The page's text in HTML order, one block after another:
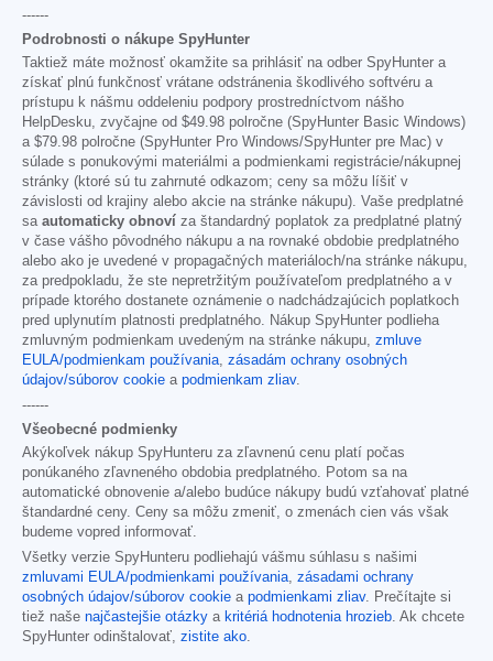
------
Podrobnosti o nákupe SpyHunter
Taktiež máte možnosť okamžite sa prihlásiť na odber SpyHunter a
získať plnú funkčnosť vrátane odstránenia škodlivého softvéru a
prístupu k nášmu oddeleniu podpory prostredníctvom nášho
HelpDesku, zvyčajne od $49.98 polročne (SpyHunter Basic Windows)
a $79.98 polročne (SpyHunter Pro Windows/SpyHunter pre Mac) v
súlade s ponukovými materiálmi a podmienkami registrácie/nákupnej
stránky (ktoré sú tu zahrnuté odkazom; ceny sa môžu líšiť v
závislosti od krajiny alebo akcie na stránke nákupu). Vaše predplatné
sa automaticky obnoví za štandardný poplatok za predplatné platný
v čase vášho pôvodného nákupu a na rovnaké obdobie predplatného
alebo ako je uvedené v propagačných materiáloch/na stránke nákupu,
za predpokladu, že ste nepretržitým používateľom predplatného a v
prípade ktorého dostanete oznámenie o nadchádzajúcich poplatkoch
pred uplynutím platnosti predplatného. Nákup SpyHunter podlieha
zmluvným podmienkam uvedeným na stránke nákupu, zmluve
EULA/podmienkam používania, zásadám ochrany osobných
údajov/súborov cookie a podmienkam zliav.
------
Všeobecné podmienky
Akýkoľvek nákup SpyHunteru za zľavnenú cenu platí počas
ponúkaného zľavneného obdobia predplatného. Potom sa na
automatické obnovenie a/alebo budúce nákupy budú vzťahovať platné
štandardné ceny. Ceny sa môžu zmeniť, o zmenách cien vás však
budeme vopred informovať.
Všetky verzie SpyHunteru podliehajú vášmu súhlasu s našimi
zmluvami EULA/podmienkami používania, zásadami ochrany
osobných údajov/súborov cookie a podmienkami zliav. Prečítajte si
tiež naše najčastejšie otázky a kritériá hodnotenia hrozieb. Ak chcete
SpyHunter odinštalovať, zistite ako.